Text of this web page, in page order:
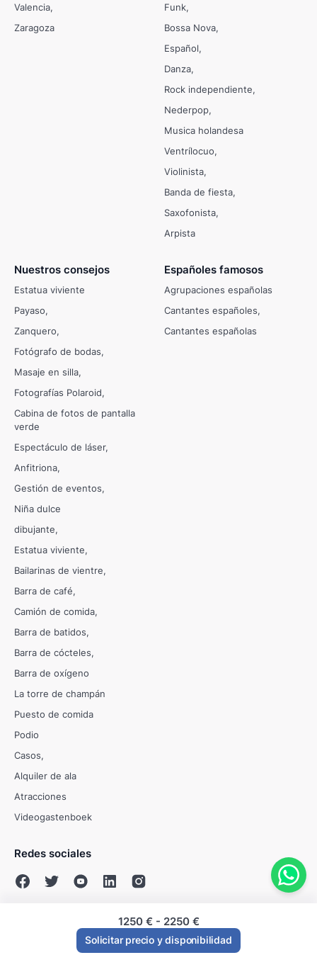
1250 € - 2250 €
Solicitar precio y disponibilidad
Valencia
Zaragoza
Funk
Bossa Nova
Español
Danza
Rock independiente
Nederpop
Musica holandesa
Ventrílocuo
Violinista
Banda de fiesta
Saxofonista
Arpista
Nuestros consejos
Estatua viviente
Payaso
Zanquero
Fotógrafo de bodas
Masaje en silla
Fotografías Polaroid
Cabina de fotos de pantalla
verde
Espectáculo de láser
Anfitriona
Gestión de eventos
Niña dulce
dibujante
Estatua viviente
Bailarinas de vientre
Barra de café
Camión de comida
Barra de batidos
Barra de cócteles
Barra de oxígeno
La torre de champán
Puesto de comida
Podio
Casos
Alquiler de ala
Atracciones
Videogastenboek
Españoles famosos
Agrupaciones españolas
Cantantes españoles
Cantantes españolas
Redes sociales
© Evenses 2009 - 2026